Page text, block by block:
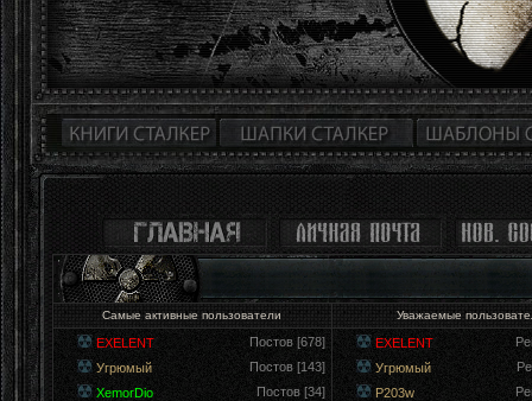
Самые активные пользователи Уважаемые
EXELENT
Постов [678]
Угрюмый
Постов [143]
XemorDio
Постов [34]
EXELENT
Угрюмый
P203w